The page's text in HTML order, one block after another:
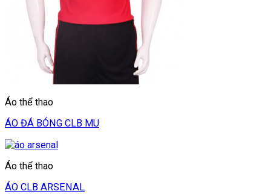
Áo thể thao
ÁO ĐÁ BÓNG CLB MU
Áo thể thao
ÁO CLB ARSENAL